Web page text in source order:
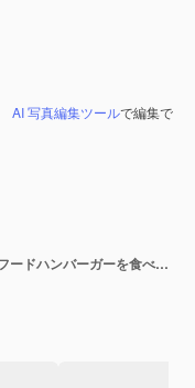
AI 写真編集ツールで編集で
フライドポテトとおいしいファーストフードハンバーガーを食べる女の子。